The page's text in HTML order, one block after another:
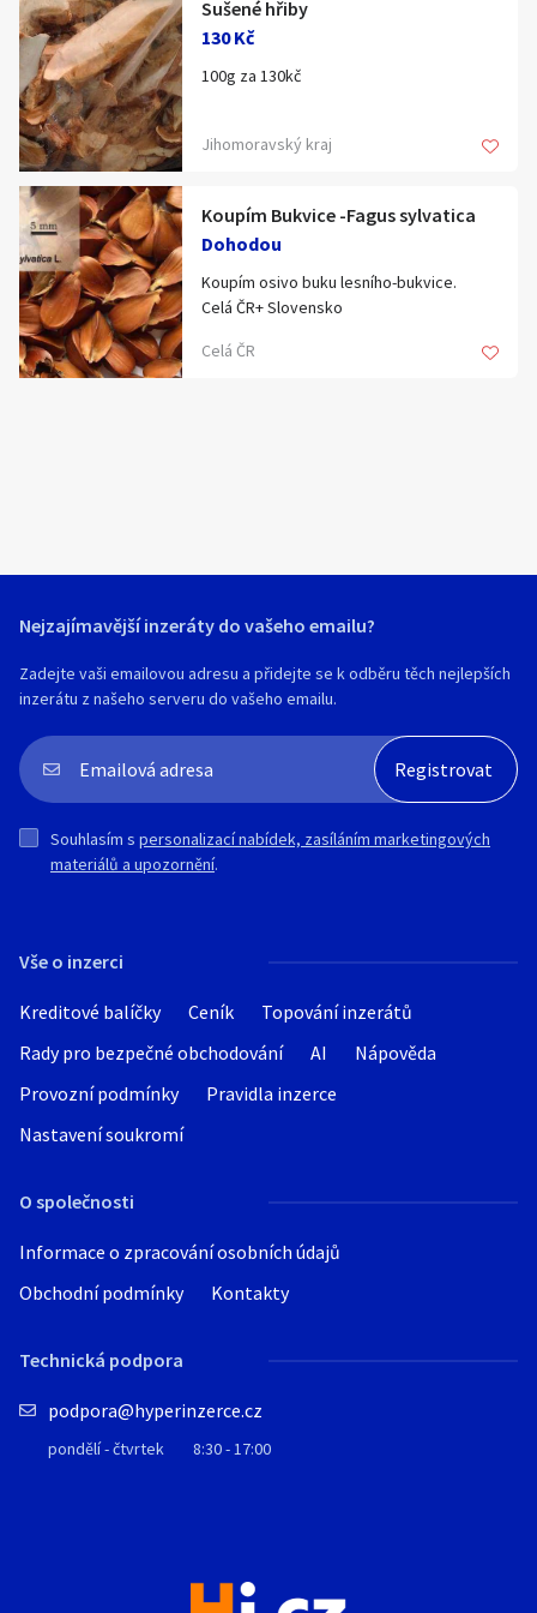
Natrhat si můžete čerstvé rovnou ze
stromu. 1 kg 130 Kč
Sušené hřiby
130 Kč
100g za 130kč
Jihomoravský kraj
Koupím Bukvice -Fagus sylvatica
Dohodou
Koupím osivo buku lesního-bukvice.
Celá ČR+ Slovensko
Celá ČR
Vše o inzerci
Kreditové balíčky Ceník
Topování inzerátů
Rady pro bezpečné obchodování
AI
Nápověda
Provozní podmínky
Pravidla inzerce
Nastavení soukromí
O společnosti
Informace o zpracování osobních údajů
Obchodní podmínky
Kontakty
Technická podpora
podpora@hyperinzerce.cz
pondělí - čtvrtek 8:30 - 17:00
Nejzajímavější inzeráty do vašeho emailu?
Zadejte vaši emailovou adresu a přidejte se k odběru těch nejlepších
inzerátu z našeho serveru do vašeho emailu.
Souhlasím s personalizací nabídek, zasíláním marketingových
materiálů a upozornění.